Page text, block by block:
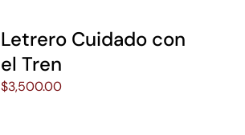
Letrero Cuidado con
el Tren
$3,500.00